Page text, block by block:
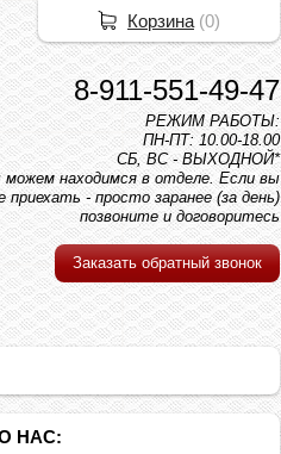
8-911-551-49-47
РЕЖИМ РАБОТЫ:
ПН-ПТ: 10.00-18.00
СБ, ВС - ВЫХОДНОЙ*
можем находимся в отделе. Если вы
- просто заранее (за день)
позвоните и договоритесь
Заказать обратный звонок
НАС:
Корзина (0)